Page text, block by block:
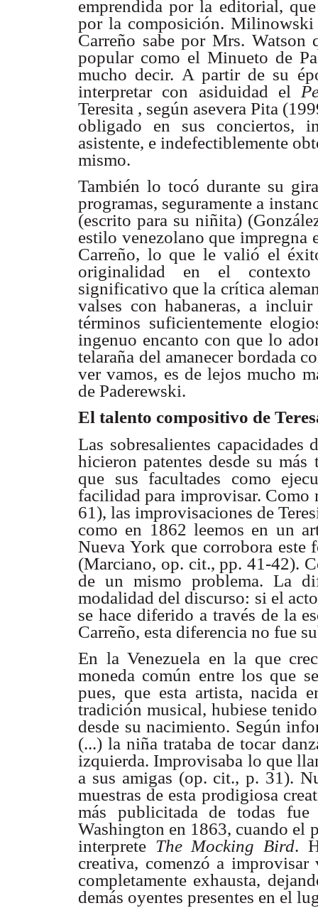
emprendida por la editorial,
por la composición. Milinowski
Carreño sabe por Mrs. Watson
popular como el Minueto de
mucho decir. A partir de su
interpretar con asiduidad el
Teresita , según asevera Pita
obligado en sus conciertos,
asistente, e indefectiblemente
mismo.
También lo tocó durante su
programas, seguramente a
(escrito para su niñita)
estilo venezolano que impregna
Carreño, lo que le valió el
originalidad en el contexto
significativo que la crítica
valses con habaneras, a
términos suficientemente
ingenuo encanto con que lo
telaraña del amanecer bordada
ver vamos, es de lejos mucho
de Paderewski.
El talento compositivo de
Las sobresalientes capacidades
hicieron patentes desde su
que sus facultades como
facilidad para improvisar. Como
61), las improvisaciones de
como en 1862 leemos en un
Nueva York que corrobora este
(Marciano, op. cit., pp. 41-42).
de un mismo problema. La
modalidad del discurso: si el
se hace diferido a través de la
Carreño, esta diferencia no fue
En la Venezuela en la que
moneda común entre los que
pues, que esta artista, nacida
tradición musical, hubiese
desde su nacimiento. Según
(...) la niña trataba de tocar
izquierda. Improvisaba lo que
a sus amigas (op. cit., p. 31).
muestras de esta prodigiosa
más publicitada de todas
Washington en 1863, cuando el
interprete The Mocking Bird.
creativa, comenzó a improvisar
completamente exhausta,
demás oyentes presentes en el